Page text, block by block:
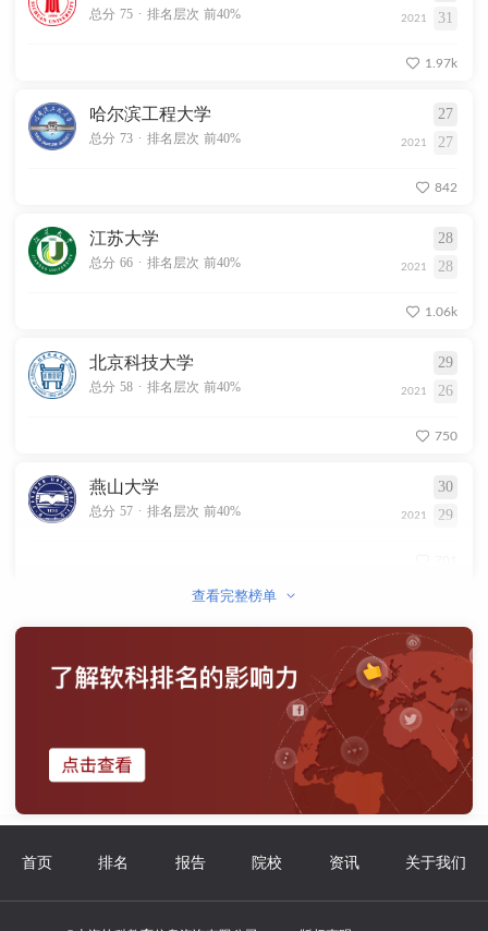
总分 75 . 排名层次 前40% 2021 31
1.97k
哈尔滨工程大学 27
总分 73 . 排名层次 前40% 2021 27
842
江苏大学 28
总分 66 . 排名层次 前40% 2021 28
1.06k
北京科技大学 29
总分 58 . 排名层次 前40% 2021 26
750
燕山大学 30
总分 57 . 排名层次 前40% 2021 29
查看完整榜单
首页 排名 报告 院校 资讯 关于我们